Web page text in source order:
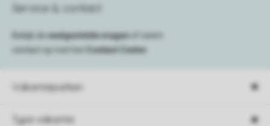
Vakantieparken
Type vakantie
Service & contact
Bekijk de veelgestelde vragen
of neem
contact op met het
Contact Center